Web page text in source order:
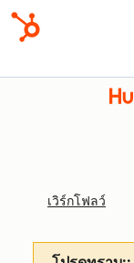
เวิร์กโฟลว์